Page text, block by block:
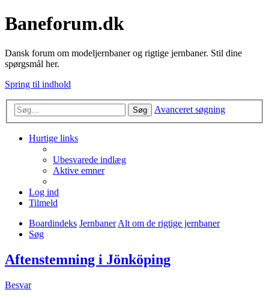
Baneforum.dk
Dansk forum om modeljernbaner og rigtige jernbaner. Stil dine
spørgsmål her.
Spring til indhold
Søg Avanceret søgning
Hurtige links
Ubesvarede indlæg
Aktive emner
Log ind
Tilmeld
Boardindeks JernbanerAlt om de rigtige jernbaner
Søg
Aftenstemning i Jönköping
Besvar